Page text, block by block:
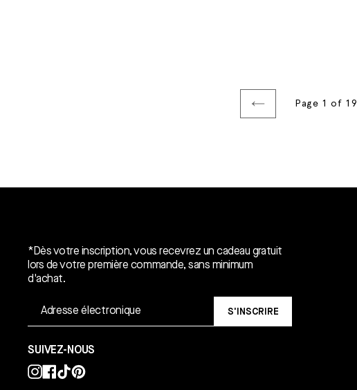
Page 1 of 19
*Dès votre inscription, vous recevrez un cadeau gratuit
lors de votre première commande, sans minimum
d'achat.
S'INSCRIRE
SUIVEZ-NOUS
Instagram
Facebook
TikTokPinterest